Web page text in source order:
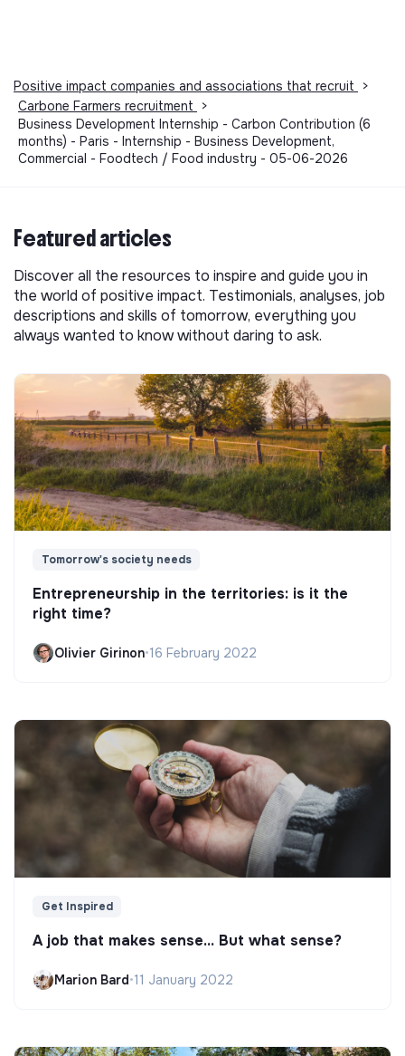
Positive impact companies and associations that recruit
>
Carbone Farmers recruitment
>
Business Development Internship - Carbon Contribution (6
months) - Paris - Internship - Business Development,
Commercial - Foodtech / Food industry - 05-06-2026
Featured articles
Discover all the resources to inspire and guide you in
the world of positive impact. Testimonials, analyses, job
descriptions and skills of tomorrow, everything you
always wanted to know without daring to ask.
Tomorrow's society needs
Entrepreneurship in the territories: is it the
right time?
Olivier Girinon•16 February 2022
Get Inspired
A job that makes sense... But what sense?
Marion Bard•11 January 2022